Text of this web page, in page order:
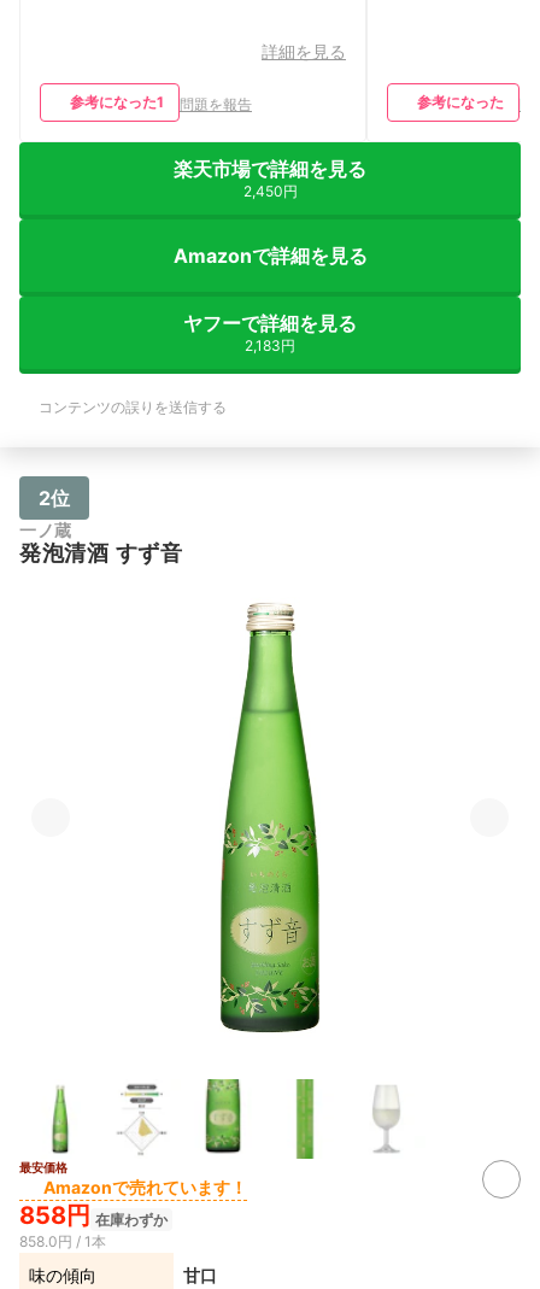
詳細を見る
参考になった1 問題を報告 参考になった
楽天市場で詳細を見る
2,450円
Amazonで詳細を見る
ヤフーで詳細を見る
2,183円
コンテンツの誤りを送信する
2位
一ノ蔵
発泡清酒 すず音
最安価格
Amazonで売れています！
858円 在庫わずか
858.0円 / 1本
味の傾向 甘口